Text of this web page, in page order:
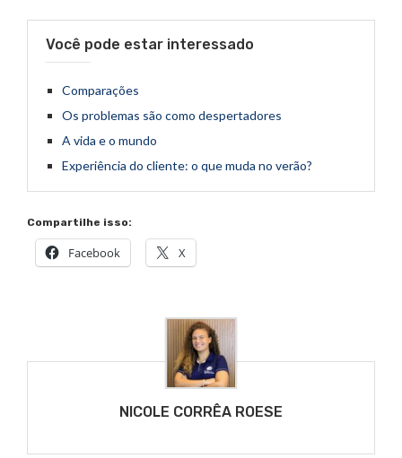
Você pode estar interessado
Comparações
Os problemas são como despertadores
A vida e o mundo
Experiência do cliente: o que muda no verão?
Compartilhe isso:
Facebook X
NICOLE CORRÊA ROESE